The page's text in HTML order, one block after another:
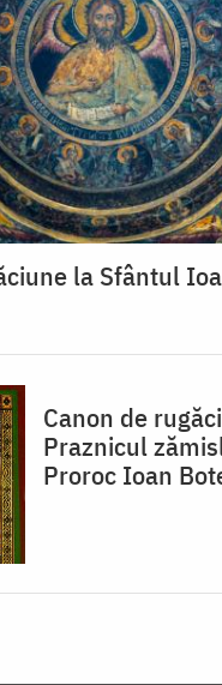
la Sfântul
Canon de
Praznicul
Proroc Ioan